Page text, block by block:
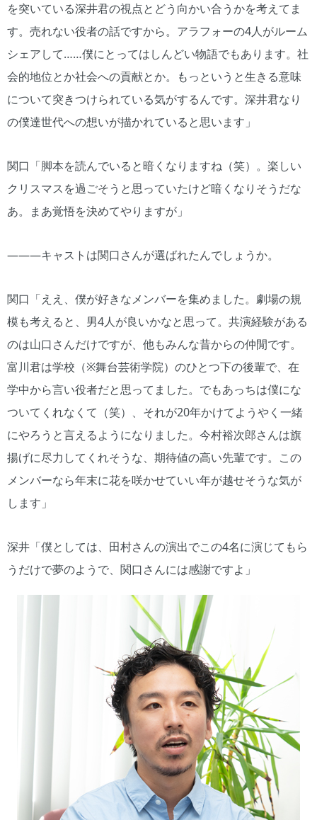
を突いている深井君の視点とどう向かい合うかを考えてま
す。売れない役者の話ですから。アラフォーの4人がルーム
シェアして……僕にとってはしんどい物語でもあります。社
会的地位とか社会への貢献とか。もっというと生きる意味
について突きつけられている気がするんです。深井君なり
の僕達世代への想いが描かれていると思います」
関口「脚本を読んでいると暗くなりますね（笑）。楽しい
クリスマスを過ごそうと思っていたけど暗くなりそうだな
あ。まあ覚悟を決めてやりますが」
―――キャストは関口さんが選ばれたんでしょうか。
関口「ええ、僕が好きなメンバーを集めました。劇場の規
模も考えると、男4人が良いかなと思って。共演経験がある
のは山口さんだけですが、他もみんな昔からの仲閒です。
富川君は学校（※舞台芸術学院）のひとつ下の後輩で、在
学中から言い役者だと思ってました。でもあっちは僕にな
ついてくれなくて（笑）、それが20年かけてようやく一緒
にやろうと言えるようになりました。今村裕次郎さんは旗
揚げに尽力してくれそうな、期待値の高い先輩です。この
メンバーなら年末に花を咲かせていい年が越せそうな気が
します」
深井「僕としては、田村さんの演出でこの4名に演じてもら
うだけで夢のようで、関口さんには感謝ですよ」